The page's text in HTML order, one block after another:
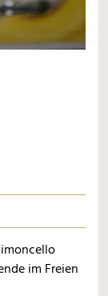
im Freien